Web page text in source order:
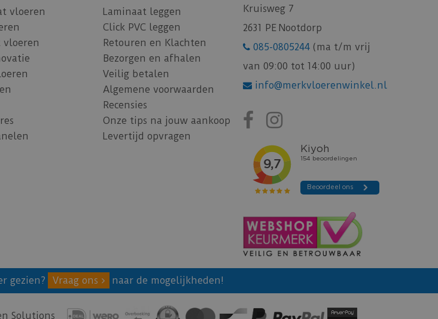
vloeren
vloeren
Laminaat leggen
Click PVC leggen
Retouren en Klachten
Bezorgen en afhalen
Veilig betalen
Algemene voorwaarden
Recensies
Onze tips na jouw aankoop
Levertijd opvragen
Kruisweg 7
2631 PE Nootdorp
085-0805244 (ma t/m vrij
van 09:00 tot 14:00 uur)
info@merkvloerenwinkel.nl
gezien? Vraag ons naar de mogelijkheden!
Solutions